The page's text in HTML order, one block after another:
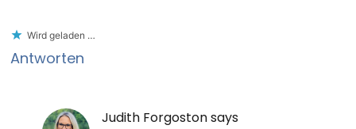
Wird geladen …
Antworten
Judith Forgostonsays